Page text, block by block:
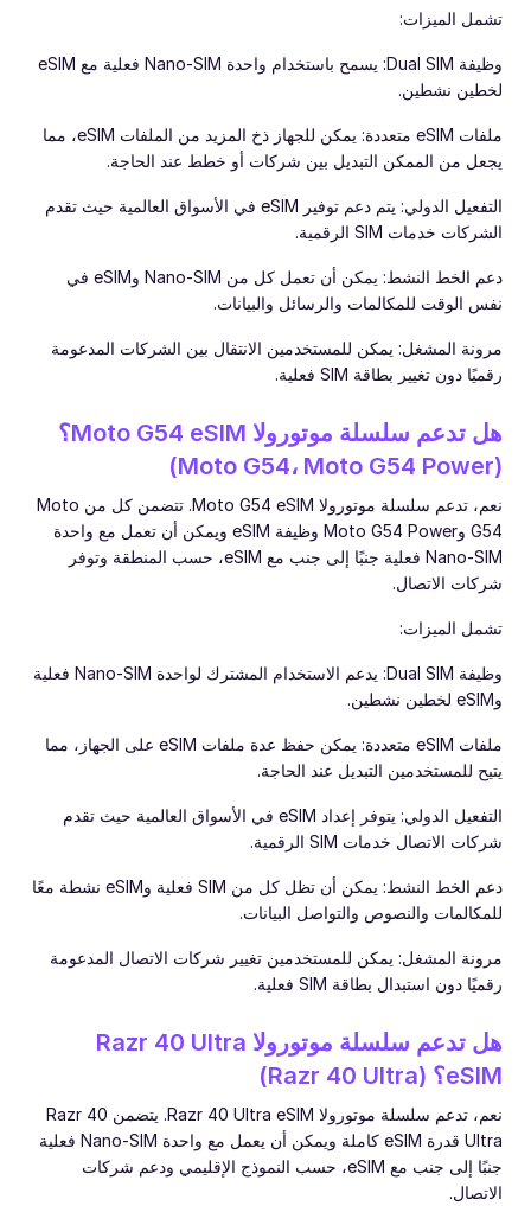
تشمل الميزات:
وظيفة Dual SIM: يسمح باستخدام واحدة Nano-SIM فعلية مع eSIM
لخطين نشطين.
ملفات eSIM متعددة: يمكن للجهاز ذخ المزيد من الملفات eSIM، مما
يجعل من الممكن التبديل بين شركات أو خطط عند الحاجة.
التفعيل الدولي: يتم دعم توفير eSIM في الأسواق العالمية حيث تقدم
الشركات خدمات SIM الرقمية.
دعم الخط النشط: يمكن أن تعمل كل من Nano-SIM وeSIM في
نفس الوقت للمكالمات والرسائل والبيانات.
مرونة المشغل: يمكن للمستخدمين الانتقال بين الشركات المدعومة
رقميًا دون تغيير بطاقة SIM فعلية.
هل تدعم سلسلة موتورولا Moto G54 eSIM؟
(Moto G54، Moto G54 Power)
نعم، تدعم سلسلة موتورولا Moto G54 eSIM. تتضمن كل من Moto
G54 وMoto G54 Power وظيفة eSIM ويمكن أن تعمل مع واحدة
Nano-SIM فعلية جنبًا إلى جنب مع eSIM، حسب المنطقة وتوفر
شركات الاتصال.
تشمل الميزات:
وظيفة Dual SIM: يدعم الاستخدام المشترك لواحدة Nano-SIM فعلية
وeSIM لخطين نشطين.
ملفات eSIM متعددة: يمكن حفظ عدة ملفات eSIM على الجهاز، مما
يتيح للمستخدمين التبديل عند الحاجة.
التفعيل الدولي: يتوفر إعداد eSIM في الأسواق العالمية حيث تقدم
شركات الاتصال خدمات SIM الرقمية.
دعم الخط النشط: يمكن أن تظل كل من SIM فعلية وeSIM نشطة معًا
للمكالمات والنصوص والتواصل البيانات.
مرونة المشغل: يمكن للمستخدمين تغيير شركات الاتصال المدعومة
رقميًا دون استبدال بطاقة SIM فعلية.
هل تدعم سلسلة موتورولا Razr 40 Ultra
eSIM؟ (Razr 40 Ultra)
نعم، تدعم سلسلة موتورولا Razr 40 Ultra eSIM. يتضمن Razr 40
Ultra قدرة eSIM كاملة ويمكن أن يعمل مع واحدة Nano-SIM فعلية
جنبًا إلى جنب مع eSIM، حسب النموذج الإقليمي ودعم شركات
الاتصال.